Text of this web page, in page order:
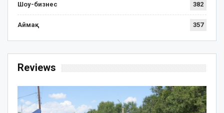
Шоу-бизнес 382
Аймақ 357
Reviews